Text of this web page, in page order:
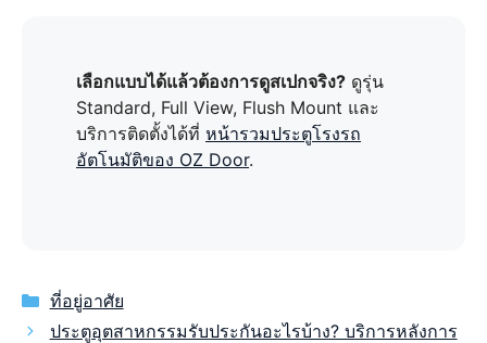
เลือกแบบได้แล้วต้องการดูสเปกจริง? ดูรุ่น
Standard, Full View, Flush Mount และ
บริการติดตั้งได้ที่ หน้ารวมประตูโรงรถ
อัตโนมัติของ OZ Door.
Categories
ที่อยู่อาศัย
ประตูอุตสาหกรรมรับประกันอะไรบ้าง? บริการหลังการ